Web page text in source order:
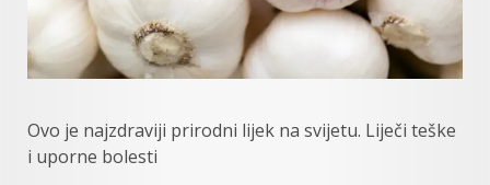
Ovo je najzdraviji prirodni lijek na svijetu. Liječi teške
i uporne bolesti